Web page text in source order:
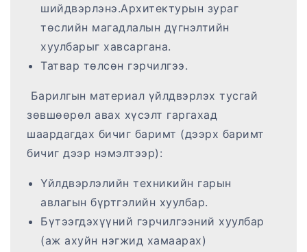
шийдвэрлэнэ.Архитектурын зураг
төслийн магадлалын дүгнэлтийн
хуулбарыг хавсаргана.
Татвар төлсөн гэрчилгээ.
Барилгын материал үйлдвэрлэх тусгай
зөвшөөрөл авах хүсэлт гаргахад
шаардагдах бичиг баримт (дээрх баримт
бичиг дээр нэмэлтээр):
Үйлдвэрлэлийн техникийн гарын
авлагын бүртгэлийн хуулбар.
Бүтээгдэхүүний гэрчилгээний хуулбар
(аж ахуйн нэгжид хамаарах)